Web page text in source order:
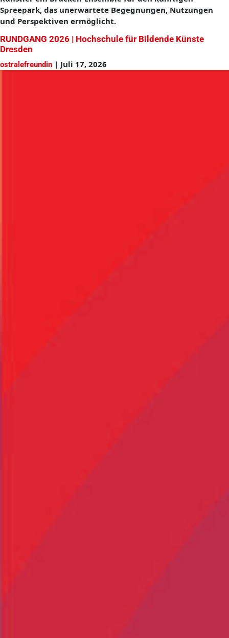
Spreepark, das unerwartete Begegnungen, Nutzungen
und Perspektiven ermöglicht.
RUNDGANG 2026 | Hochschule für Bildende Künste
Dresden​
ostralefreundin | Juli 17, 2026